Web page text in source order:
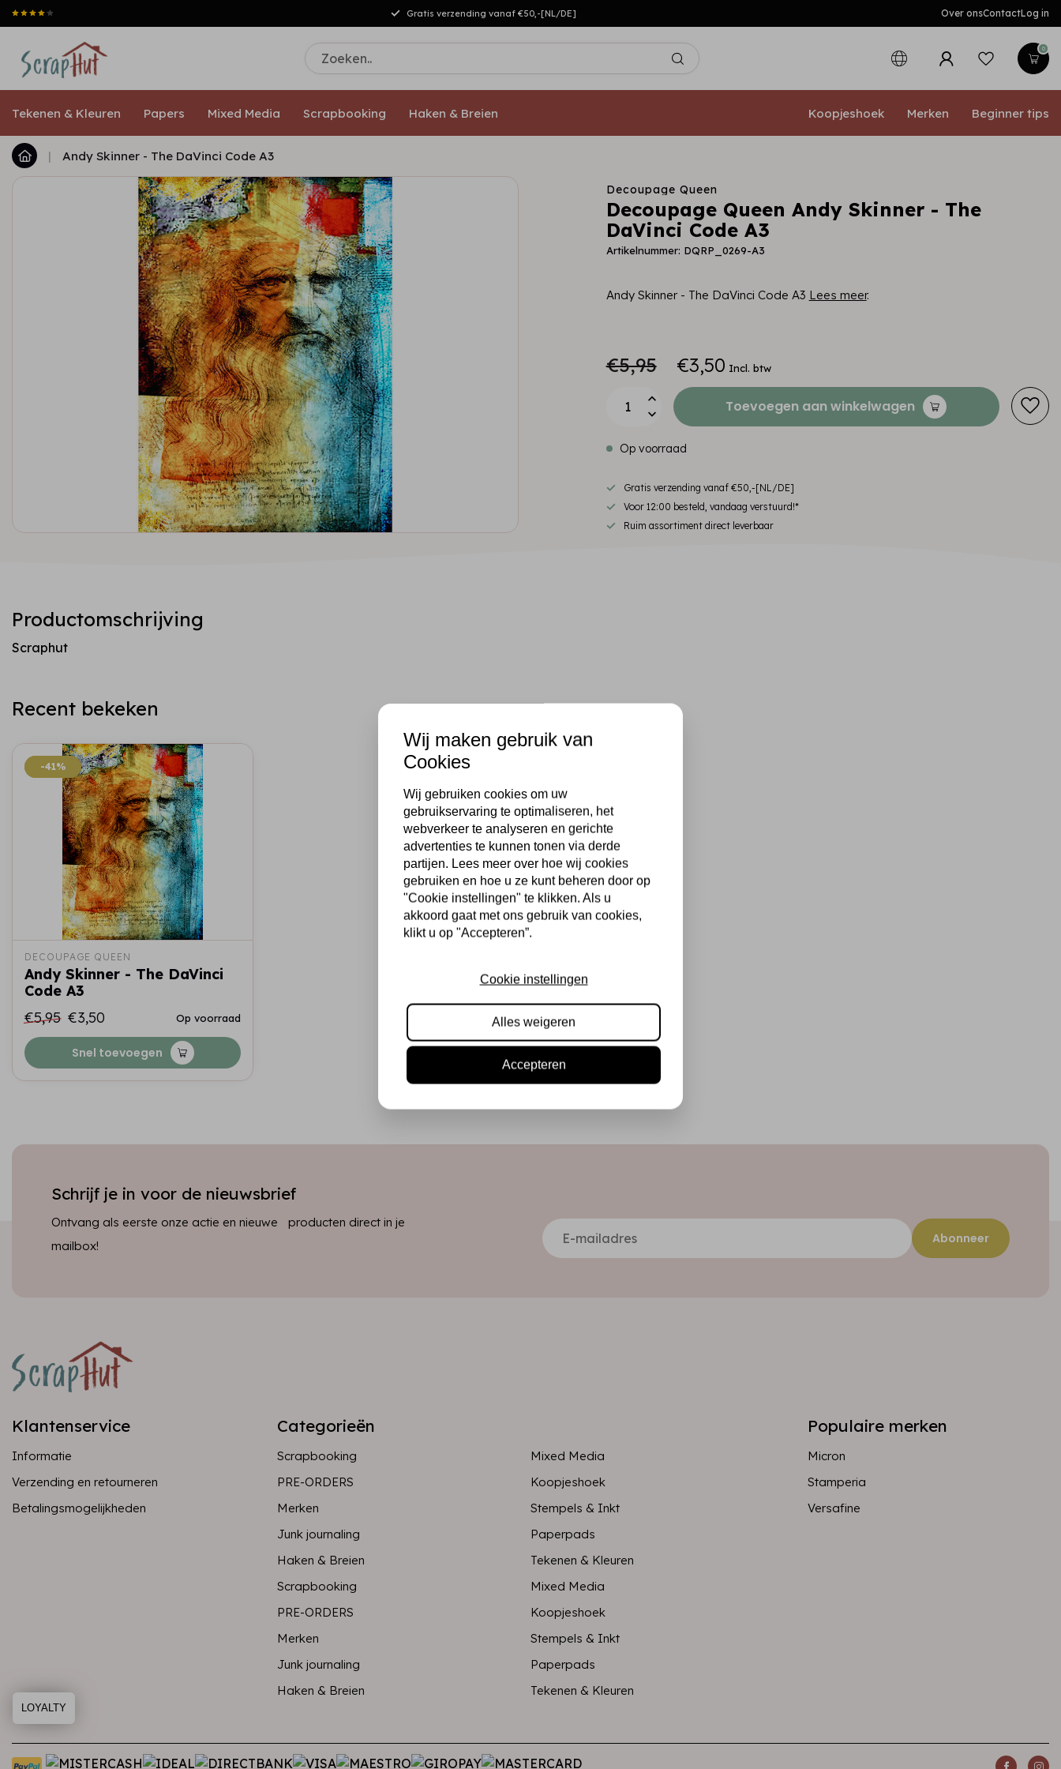
Gratis verzending vanaf €50,-[NL/DE] Over onsContactLog in
0
Tekenen & Kleuren Papers Mixed Media Scrapbooking Haken & Breien Koopjeshoek Merken Beginner tips
| Andy Skinner - The DaVinci Code A3
Decoupage Queen
Decoupage Queen Andy Skinner - The
DaVinci Code A3
Artikelnummer: DQRP_0269-A3
Andy Skinner - The DaVinci Code A3 Lees meer.
€5,95 €3,50 Incl. btw
Toevoegen aan winkelwagen
Op voorraad
Gratis verzending vanaf €50,-[NL/DE]
Voor 12:00 besteld, vandaag verstuurd!*
Ruim assortiment direct leverbaar
Productomschrijving
Scraphut
Recent bekeken
-41%
-41%
DECOUPAGE QUEEN
Andy Skinner - The DaVinci
Code A3
€5,95 €3,50 Op voorraad
Snel toevoegen
Schrijf je in voor de nieuwsbrief
Ontvang als eerste onze actie en nieuwe producten direct in je
mailbox!
Abonneer
Klantenservice
Informatie
Verzending en retourneren
Betalingsmogelijkheden
Categorieën
Scrapbooking
Mixed Media
PRE-ORDERS
Koopjeshoek
Merken
Stempels & Inkt
Junk journaling
Paperpads
Haken & Breien
Tekenen & Kleuren
Scrapbooking
Mixed Media
PRE-ORDERS
Koopjeshoek
Merken
Stempels & Inkt
Junk journaling
Paperpads
Haken & Breien
Tekenen & Kleuren
Populaire merken
Micron
Stamperia
Versafine
Wij maken gebruik van
Cookies
Wij gebruiken cookies om uw
gebruikservaring te optimaliseren, het
webverkeer te analyseren en gerichte
advertenties te kunnen tonen via derde
partijen. Lees meer over hoe wij cookies
gebruiken en hoe u ze kunt beheren door op
"Cookie instellingen" te klikken. Als u
akkoord gaat met ons gebruik van cookies,
klikt u op "Accepteren”.
Cookie instellingen
Alles weigeren
Accepteren
LOYALTY